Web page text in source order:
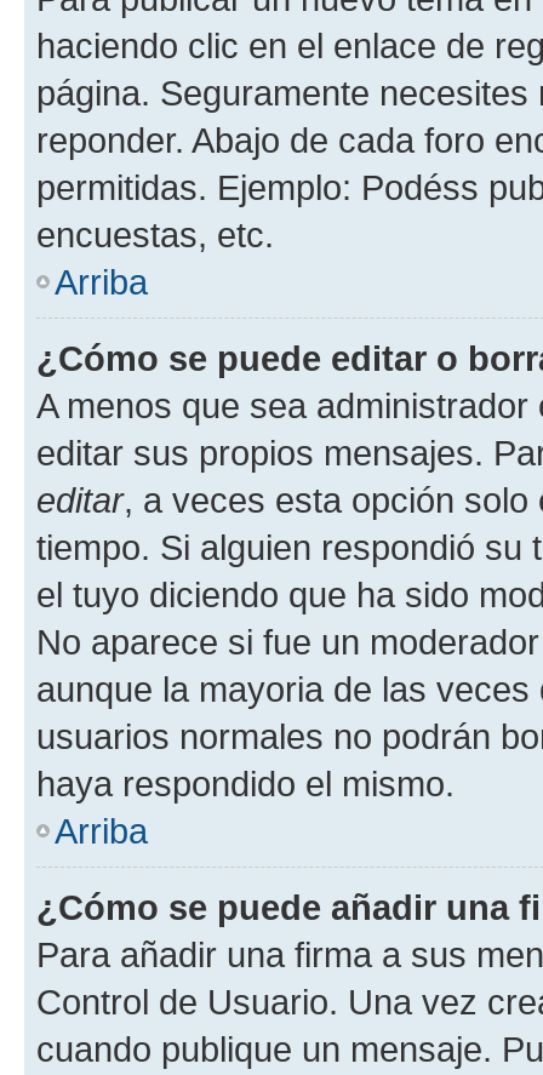
haciendo clic en el enlace de
página. Seguramente
reponder. Abajo de cada foro
permitidas. Ejemplo: Podéss
encuestas, etc.
Arriba
¿Cómo se puede editar o
A menos que sea
editar sus propios mensajes.
editar, a veces esta opción
tiempo. Si alguien respondió
el tuyo diciendo que ha sido
No aparece si fue un
aunque la mayoria de las
usuarios normales no podrán
haya respondido el mismo.
Arriba
¿Cómo se puede añadir una
Para añadir una firma a sus
Control de Usuario. Una vez
cuando publique un mensaje.